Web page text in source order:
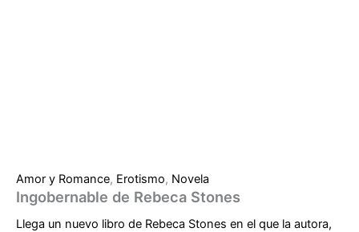
Amor y Romance, Erotismo, Novela
Ingobernable de Rebeca Stones
Llega un nuevo libro de Rebeca Stones en el que la autora,